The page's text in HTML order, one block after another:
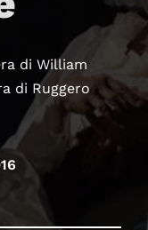
di William
di Ruggero